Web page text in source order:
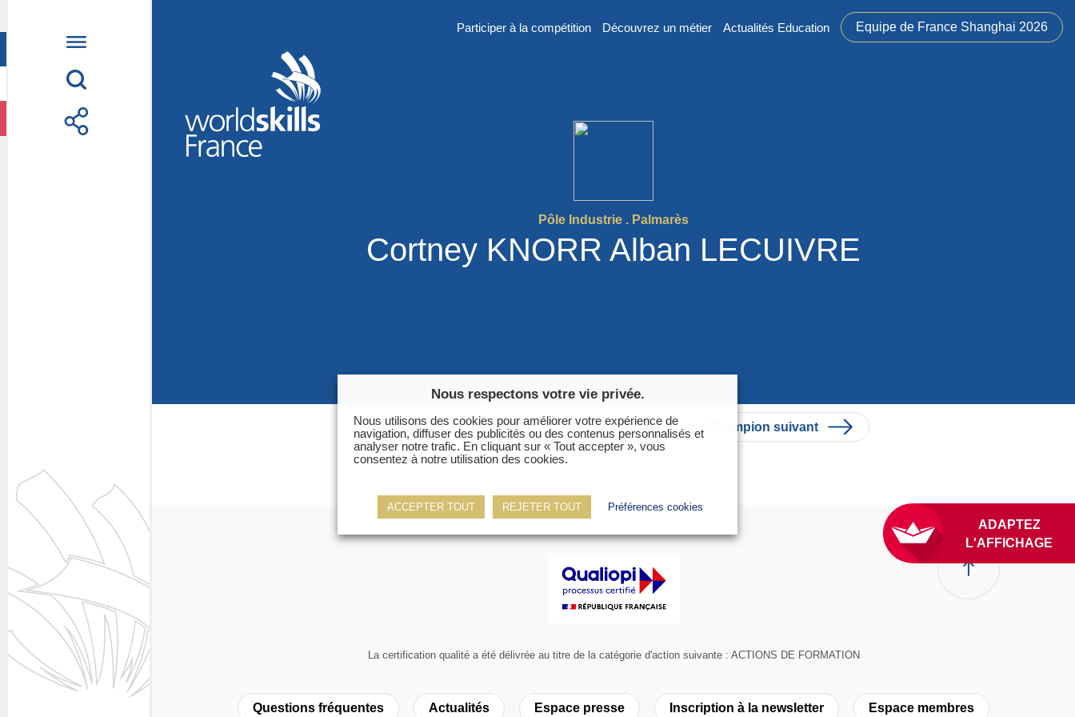
ADAPTEZ
L'AFFICHAGE
Participer à la compétition Découvrez un métier Actualités Education Equipe de France Shanghai 2026
Pôle Industrie . Palmarès
Cortney KNORR Alban LECUIVRE
WorldSkills France
La compétition
Découvrez un métier
S’informer
S’engager
Espace presse
Inscription à la newsletter
Champion précédent Retour à la liste Champion suivant
La certification qualité a été délivrée au titre de la catégorie d'action suivante : ACTIONS DE FORMATION
Questions fréquentes Actualités Espace presse Inscription à la newsletter Espace membres
Nous respectons votre vie privée.
Nous utilisons des cookies pour améliorer votre expérience de
navigation, diffuser des publicités ou des contenus personnalisés et
analyser notre trafic. En cliquant sur « Tout accepter », vous
consentez à notre utilisation des cookies.
ACCEPTER TOUT REJETER TOUT Préférences cookies